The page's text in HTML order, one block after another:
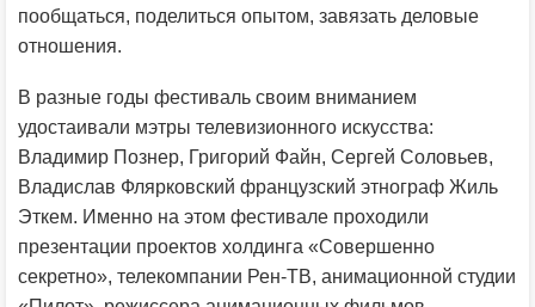
пообщаться, поделиться опытом, завязать деловые
отношения.
В разные годы фестиваль своим вниманием
удостаивали мэтры телевизионного искусства:
Владимир Познер, Григорий Файн, Сергей Соловьев,
Владислав Флярковский французский этнограф Жиль
Эткем. Именно на этом фестивале проходили
презентации проектов холдинга «Совершенно
секретно», телекомпании Рен-ТВ, анимационной студии